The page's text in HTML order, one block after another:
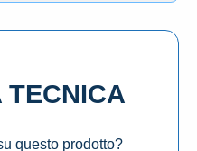
TECNICA
questo prodotto?